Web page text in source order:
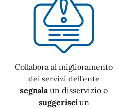
Collabora al miglioramento
dei servizi dell'ente
segnala un disservizio o
suggerisciun